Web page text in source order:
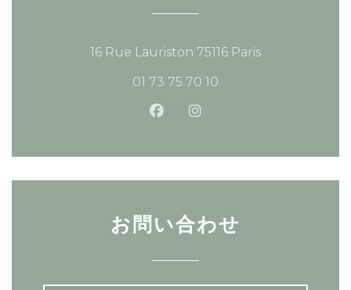
16 Rue Lauriston 75116 Paris((新しいウィン
01 73 75 70 10
Facebook ((新しいウィンド
Instagram ((新しいウィ
お問い合わせ